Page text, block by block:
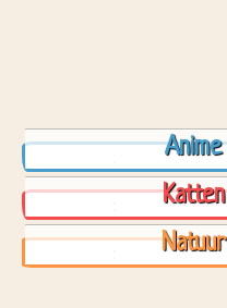
Anime
Katten
Natuur